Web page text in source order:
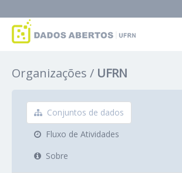
Grupos
Sobre
Organizações UFRN
Conjuntos de dados
Fluxo de Atividades
Sobre